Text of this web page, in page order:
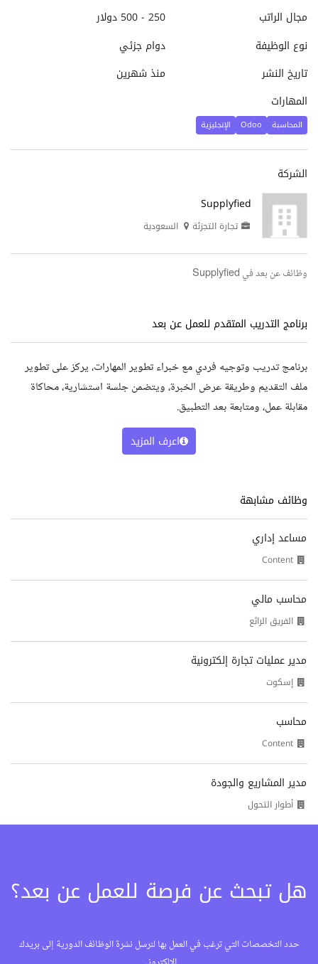
مجال الراتب
250 - 500 دولار
نوع الوظيفة
دوام جزئي
تاريخ النشر
منذ شهرين
المهارات
المحاسبة Odoo الإنجليزية
الشركة
Supplyfied
تجارة التجزئة السعودية
وظائف عن بعد في Supplyfied
برنامج التدريب المتقدم للعمل عن بعد
برنامج تدريب وتوجيه فردي مع خبراء تطوير المهارات، يركز على تطوير
ملف التقديم وطريقة عرض الخبرة، ويتضمن جلسة استشارية، محاكاة
مقابلة عمل، ومتابعة بعد التطبيق.
اعرف المزيد
وظائف مشابهة
مساعد إداري
Content
محاسب مالي
الفريق الرائع
مدير عمليات تجارة إلكترونية
إسكوت
محاسب
Content
مدير المشاريع والجودة
أطوار التحول
هل تبحث عن فرصة للعمل عن بعد؟
حدد التخصصات التي ترغب في العمل بها لنرسل نشرة الوظائف الدورية إلى بريدك